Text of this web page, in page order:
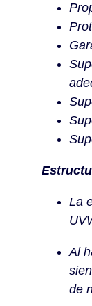
La
Al
de